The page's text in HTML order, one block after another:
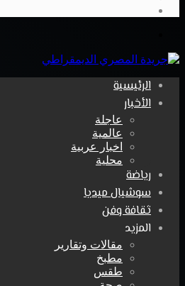
الرئيسية
الأخبار
عاجلة
عالمية
اخبار عربية
محلية
رياضة
سوشيال ميديا
ثقافة وفن
المزيد
مقالات وتقارير
مطبخ
طقس